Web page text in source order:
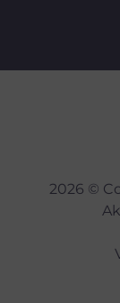
2026 ©